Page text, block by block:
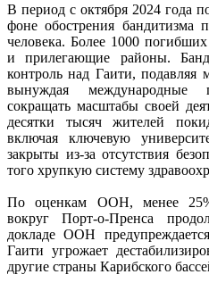
В период с октября 2024 года
фоне обострения бандитизма
человека. Более 1000
и прилегающие районы.
контроль над Гаити, подавляя
вынуждая международные
сокращать масштабы своей
десятки тысяч жителей
включая ключевую
закрыты из-за отсутствия
того хрупкую систему
По оценкам ООН, менее
вокруг Порт-о-Пренса
докладе ООН
Гаити угрожает
другие страны Карибского